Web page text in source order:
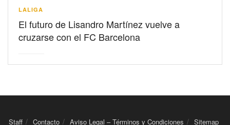
LALIGA
El futuro de Lisandro Martínez vuelve a
cruzarse con el FC Barcelona
Staff Contacto Aviso Legal – Términos y Condiciones Sitemap